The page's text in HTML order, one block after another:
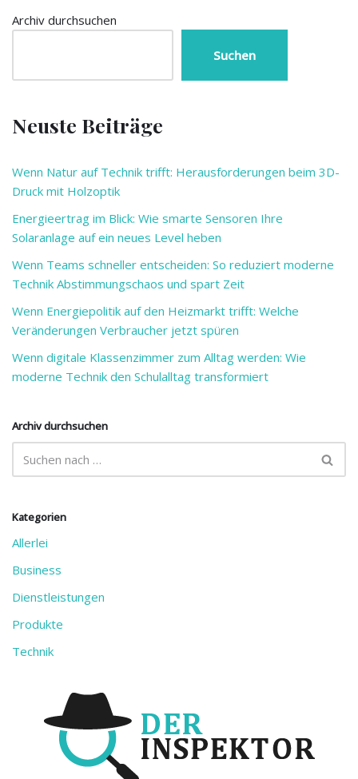
Archiv durchsuchen
Suchen
Neuste Beiträge
Wenn Natur auf Technik trifft: Herausforderungen beim 3D-
Druck mit Holzoptik
Energieertrag im Blick: Wie smarte Sensoren Ihre
Solaranlage auf ein neues Level heben
Wenn Teams schneller entscheiden: So reduziert moderne
Technik Abstimmungschaos und spart Zeit
Wenn Energiepolitik auf den Heizmarkt trifft: Welche
Veränderungen Verbraucher jetzt spüren
Wenn digitale Klassenzimmer zum Alltag werden: Wie
moderne Technik den Schulalltag transformiert
Archiv durchsuchen
Kategorien
Allerlei
Business
Dienstleistungen
Produkte
Technik